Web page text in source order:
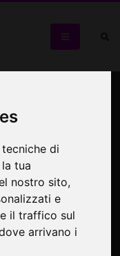
di
tua
nostro sito,
e
il traffico sul
arrivano i
cinema
immersiva